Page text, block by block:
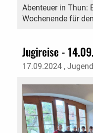
Abenteuer in Thun:
Wochenende für
Jugireise -
17.09.2024 ,